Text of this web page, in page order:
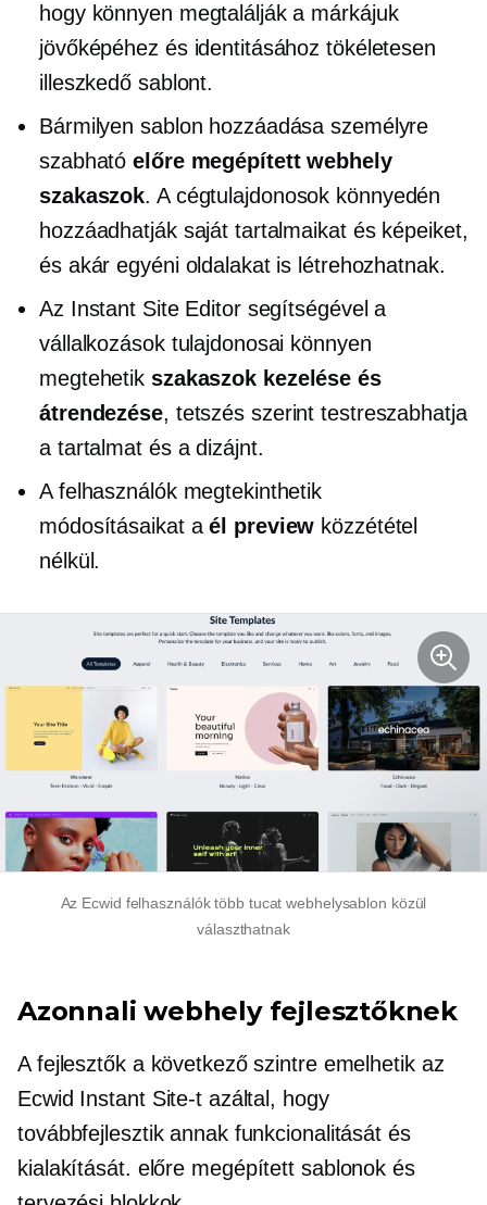
hogy könnyen megtalálják a márkájuk
jövőképéhez és identitásához tökéletesen
illeszkedő sablont.
Bármilyen sablon hozzáadása személyre
szabhatóelőre megépítettwebhely
szakaszok. A cégtulajdonosok könnyedén
hozzáadhatják saját tartalmaikat és képeiket,
és akár egyéni oldalakat is létrehozhatnak.
Az Instant Site Editor segítségével a
vállalkozások tulajdonosai könnyen
megtehetik szakaszok kezelése és
átrendezése, tetszés szerint testreszabhatja
a tartalmat és a dizájnt.
A felhasználók megtekinthetik
módosításaikat aél preview közzététel
nélkül.
Az Ecwid felhasználók több tucat webhelysablon közül
választhatnak
Azonnali webhely fejlesztőknek
A fejlesztők a következő szintre emelhetik az
Ecwid Instant Site-t azáltal, hogy
továbbfejlesztik annak funkcionalitását és
kialakítását. előre megépített sablonok és